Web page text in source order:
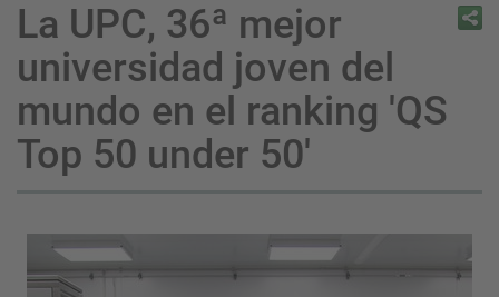
La UPC, 36ª mejor
universidad joven del
mundo en el ranking 'QS
Top 50 under 50'